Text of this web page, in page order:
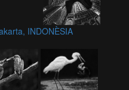
INDONÈSIA